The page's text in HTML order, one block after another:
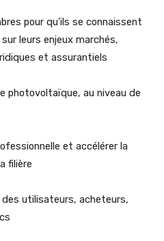
pour qu’ils se connaissent
leurs enjeux marchés,
et assurantiels
photovoltaïque, au niveau de
et accélérer la
filière
des utilisateurs, acheteurs,